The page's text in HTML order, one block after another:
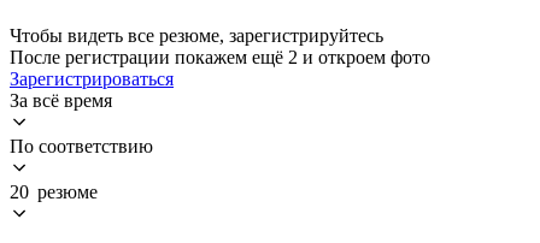
Чтобы видеть все резюме, зарегистрируйтесь
После регистрации покажем ещё 2 и откроем фото
Зарегистрироваться
За всё время
По соответствию
20 резюме